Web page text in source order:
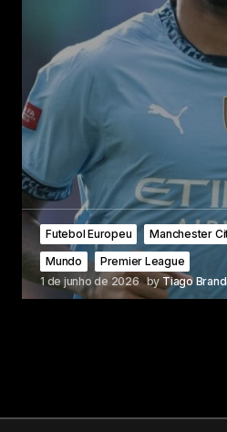
Futebol Europeu Manchester
Mundo
Premier League
1 de junho de 2026 byTiago